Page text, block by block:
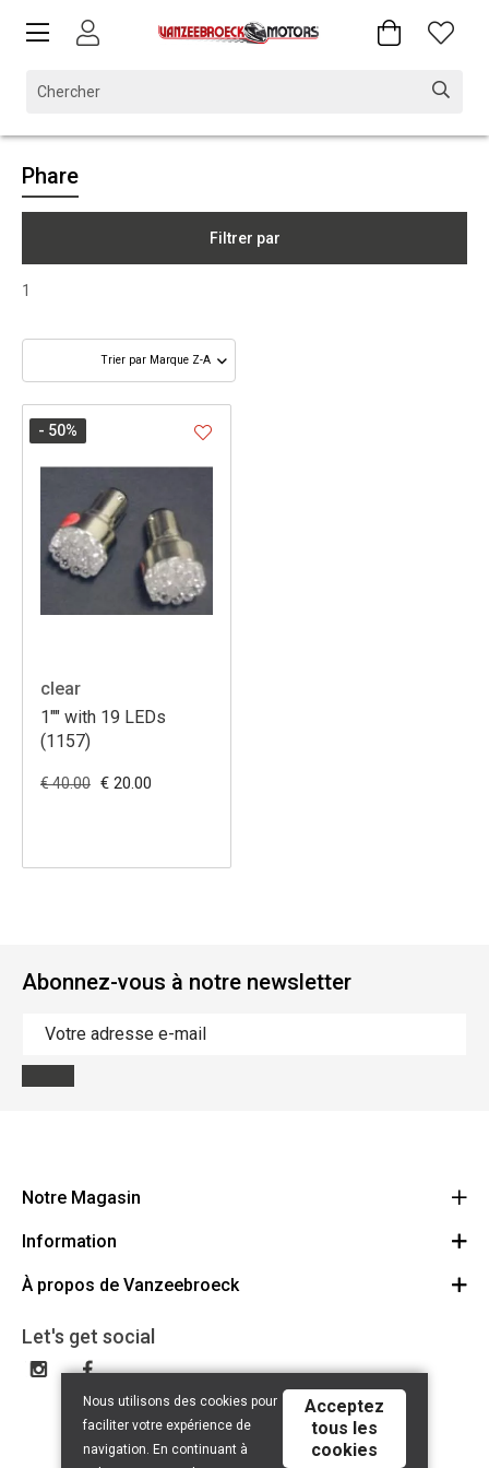
Phare
Filtrer par
1
clear
1"" with 19 LEDs
(1157)
€ 40.00 € 20.00
- 50%
Abonnez-vous à notre newsletter
Notre Magasin
Vanzeebroeck Motors
1600 Sint-Pieters-Leeuw
023316022
Information
Annulation Commande
Conditions générales
Disclaimer
Privacy policy
À propos de Vanzeebroeck
Cheque Cadeau
Échange et Retours
Let's get social
Nous utilisons des cookies pour
faciliter votre expérience de
navigation. En continuant à
Acceptez
tous les
cookies